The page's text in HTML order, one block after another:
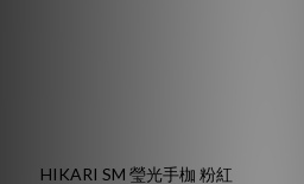
HIKARI SM 瑩光手枷 粉紅